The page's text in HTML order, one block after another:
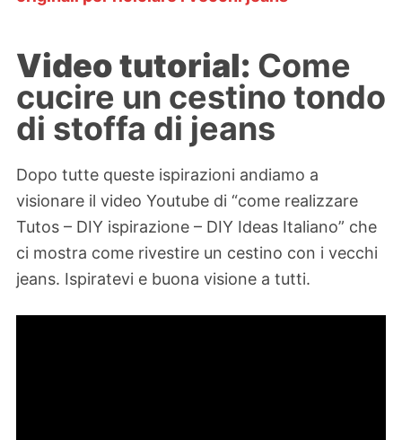
Video tutorial: Come
cucire un cestino tondo
di stoffa di jeans
Dopo tutte queste ispirazioni andiamo a
visionare il video Youtube di “come realizzare
Tutos – DIY ispirazione – DIY Ideas Italiano” che
ci mostra come rivestire un cestino con i vecchi
jeans. Ispiratevi e buona visione a tutti.